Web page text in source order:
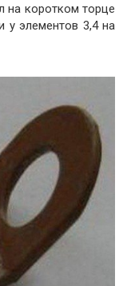
на коротком торце
у элементов 3,4 на